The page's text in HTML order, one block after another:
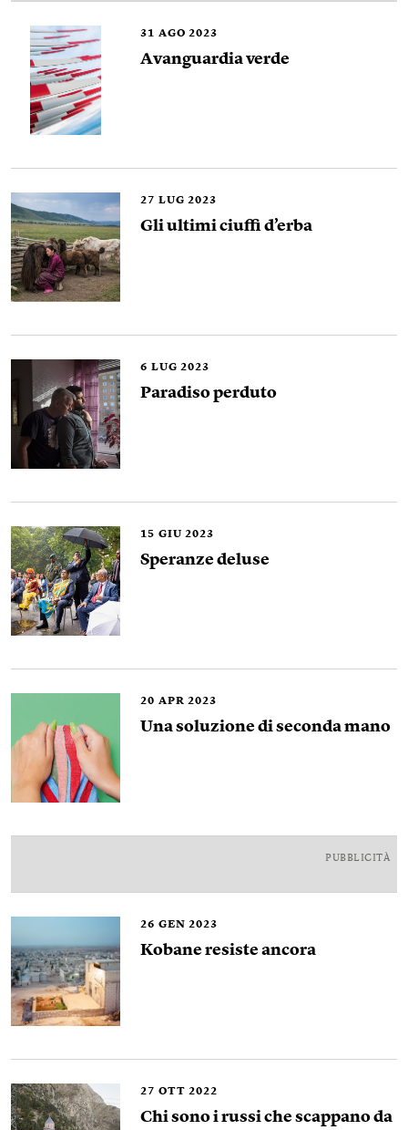
31 AGO 2023
Avanguardia verde
27 LUG 2023
Gli ultimi ciuffi d’erba
6 LUG 2023
Paradiso perduto
15 GIU 2023
Speranze deluse
20 APR 2023
Una soluzione di seconda mano
PUBBLICITÀ
26 GEN 2023
Kobane resiste ancora
27 OTT 2022
Chi sono i russi che scappano da